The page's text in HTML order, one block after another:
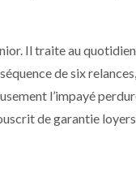
Il traite au
de six
l’impayé
de garantie